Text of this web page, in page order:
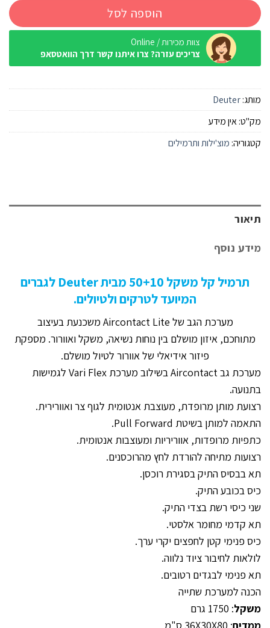
הוספה לסל
צוות מכירות / Online
צריכים עזרה? צרו איתנו קשר דרך הוואטסאפ
מותג:Deuter
מק"ט:אין מידע
קטגוריה: מוצ'ילות ותרמילים
תיאור
מידע נוסף
תרמיל קל משקל 50+10 מבית Deuter לגברים
המיועד לטרקים ולטיולים.
מערכת הגב של Aircontact Lite משכנעת בעיצוב
מתוחכם, איזון מושלם בין נוחות נשיאה, משקל ואוורור. מספקת
פיזור אידיאלי של אוורור לטיול מושלם.
מערכת גב Aircontact בשילוב מערכת Vari Flex לגמישות
בתנועה.
רצועת מותן מרופדת, מעוצבת אנטומית לגוף צר ואוורירית.
התאמה למותן בשיטת Pull Forward.
כתפיות מרופדות, אווריריות ומעוצבות אנטומית.
רצועות מתיחה להורדת לחץ מהרוכסנים.
תא בבסיס התיק בסגירת רוכסן.
כיס בכובע התיק.
שני כיסי רשת בצדי התיק.
תא קדמי מחומר אלסטי.
כיס פנימי קטן לחפצים יקרי ערך.
לולאות לחיבור ציוד נלווה.
תא פנימי לבגדים רטובים.
הכנה למערכת שתייה
משקל: 1750 גרם
ממדים: 36X30X80 ס"מ